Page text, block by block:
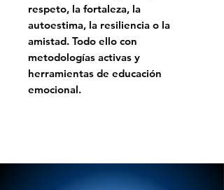
respeto, la fortaleza, la
autoestima, la resiliencia o la
amistad. Todo ello con
metodologías activas y
herramientas de educación
emocional.